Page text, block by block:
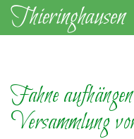
Fahne
Versammlung